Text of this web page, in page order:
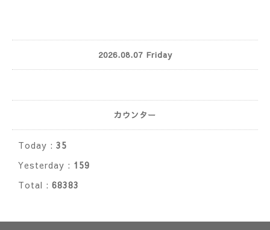
2026.08.07 Friday
カウンター
Today : 35
Yesterday : 159
Total : 68383